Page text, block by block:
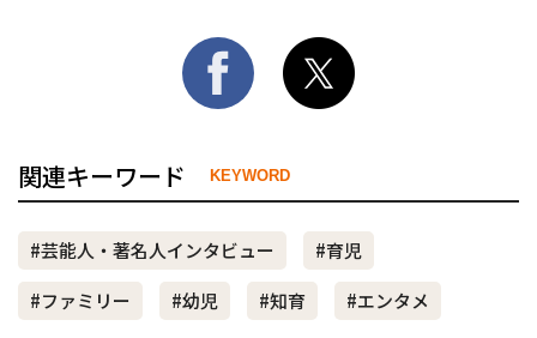
関連キーワード KEYWORD
#芸能人・著名人インタビュー
#育児
#ファミリー
#幼児 #知育 #エンタメ